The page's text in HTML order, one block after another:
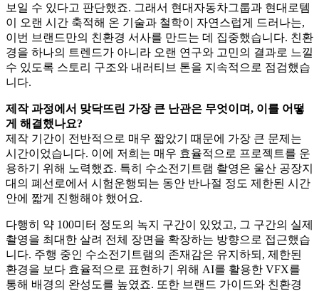
보일 수 있다고 판단했죠. 그래서 현대자동차그룹과 현대로템
이 오랜 시간 축적해 온 기술과 철학이 자연스럽게 드러나는,
이번 브랜드만의 친환경 서사를 만드는 데 집중했습니다. 친환
경을 하나의 트렌드가 아니라 오랜 연구와 고민의 결과로 느낄
수 있도록 스토리 구조와 내러티브 톤을 지속적으로 점검했습
니다.
제작 과정에서 맞닥뜨린 가장 큰 난관은 무엇이며, 이를 어떻
게 해결했나요?
제작 기간이 전반적으로 매우 짧았기 때문에 가장 큰 문제는
시간이었습니다. 이에 저희는 매우 효율적으로 프로젝트를 운
용하기 위해 노력했죠. 특히 수소전기트램 촬영은 울산 공장지
대의 폐선로에서 시험운행되는 동안 반나절 정도 제한된 시간
안에 짧게 진행해야 했어요.
다행히 약 100미터 정도의 녹지 구간이 있었고, 그 구간의 실제
촬영을 최대한 살려 전체 장면을 확장하는 방향으로 접근했습
니다. 주행 중인 수소전기트램의 존재감은 유지하되, 제한된
환경을 보다 효율적으로 표현하기 위해 AI를 활용한 VFX를
통해 배경의 완성도를 높였죠. 또한 브랜드 가이드와 친환경